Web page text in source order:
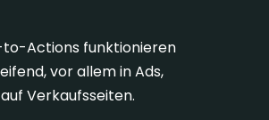
Actions funktionieren
vor allem in Ads,
Verkaufsseiten.